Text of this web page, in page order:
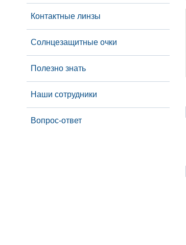
Контактные линзы
Солнцезащитные очки
Полезно знать
Наши сотрудники
Вопрос-ответ